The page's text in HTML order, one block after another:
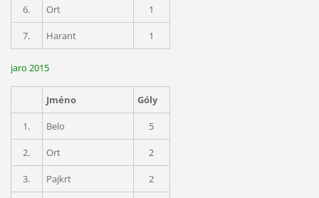
6. Ort 1
7. Harant 1
jaro 2015
Jméno Góly
1. Belo 5
2. Ort 2
3. Pajkrt 2